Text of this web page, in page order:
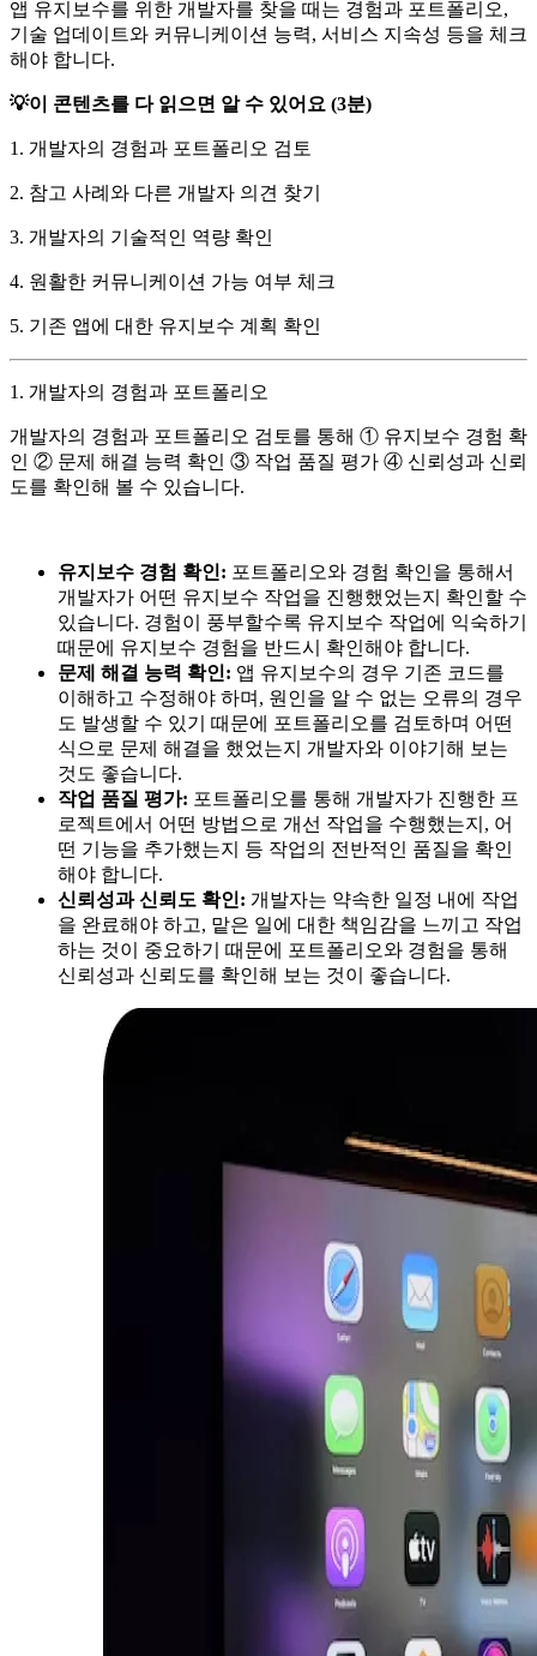
앱 유지보수를 위한 개발자를 찾을 때는 경험과 포트폴리오,
기술 업데이트와 커뮤니케이션 능력, 서비스 지속성 등을 체크
해야 합니다.
💡이 콘텐츠를 다 읽으면 알 수 있어요 (3분)
1. 개발자의 경험과 포트폴리오 검토
2. 참고 사례와 다른 개발자 의견 찾기
3. 개발자의 기술적인 역량 확인
4. 원활한 커뮤니케이션 가능 여부 체크
5. 기존 앱에 대한 유지보수 계획 확인
1. 개발자의 경험과 포트폴리오
개발자의 경험과 포트폴리오 검토를 통해 ① 유지보수 경험 확
인 ② 문제 해결 능력 확인 ③ 작업 품질 평가 ④ 신뢰성과 신뢰
도를 확인해 볼 수 있습니다.
유지보수 경험 확인: 포트폴리오와 경험 확인을 통해서
개발자가 어떤 유지보수 작업을 진행했었는지 확인할 수
있습니다. 경험이 풍부할수록 유지보수 작업에 익숙하기
때문에 유지보수 경험을 반드시 확인해야 합니다.
문제 해결 능력 확인: 앱 유지보수의 경우 기존 코드를
이해하고 수정해야 하며, 원인을 알 수 없는 오류의 경우
도 발생할 수 있기 때문에 포트폴리오를 검토하며 어떤
식으로 문제 해결을 했었는지 개발자와 이야기해 보는
것도 좋습니다.
작업 품질 평가: 포트폴리오를 통해 개발자가 진행한 프
로젝트에서 어떤 방법으로 개선 작업을 수행했는지, 어
떤 기능을 추가했는지 등 작업의 전반적인 품질을 확인
해야 합니다.
신뢰성과 신뢰도 확인: 개발자는 약속한 일정 내에 작업
을 완료해야 하고, 맡은 일에 대한 책임감을 느끼고 작업
하는 것이 중요하기 때문에 포트폴리오와 경험을 통해
신뢰성과 신뢰도를 확인해 보는 것이 좋습니다.